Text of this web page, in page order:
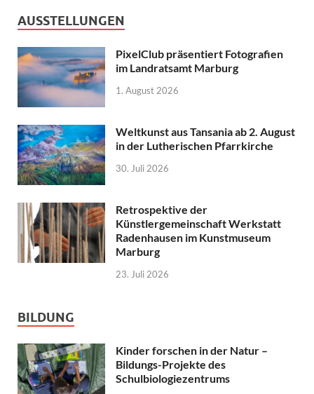
AUSSTELLUNGEN
PixelClub präsentiert Fotografien
im Landratsamt Marburg
1. August 2026
Weltkunst aus Tansania ab 2. August
in der Lutherischen Pfarrkirche
30. Juli 2026
Retrospektive der
Künstlergemeinschaft Werkstatt
Radenhausen im Kunstmuseum
Marburg
23. Juli 2026
BILDUNG
Kinder forschen in der Natur –
Bildungs-Projekte des
Schulbiologiezentrums